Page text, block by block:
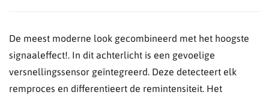
De meest moderne look gecombineerd met het hoogste
signaaleffect!. In dit achterlicht is een gevoelige
versnellingssensor geïntegreerd. Deze detecteert elk
remproces en differentieert de remintensiteit. Het